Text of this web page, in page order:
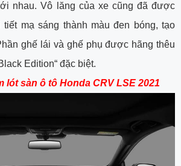
nhau. Vô lăng của xe cũng đã được
mạ sáng thành màu đen bóng, tạo
ghế lái và ghế phụ được hãng thêu
Edition“ đặc biệt.
lót sàn ô tô Honda CRV LSE 2021